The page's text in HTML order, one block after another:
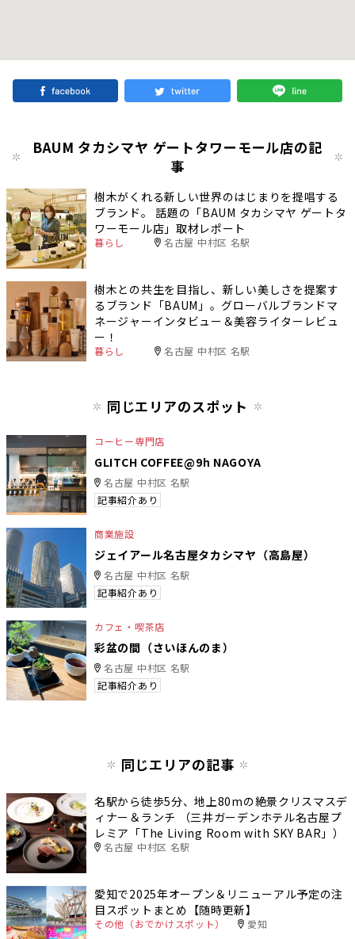
BAUM タカシマヤ ゲートタワーモール店の記
事
樹木がくれる新しい世界のはじまりを提唱する
ブランド。 話題の「BAUM タカシマヤ ゲートタ
ワーモール店」取材レポート
暮らし 名古屋 中村区 名駅
樹木との共生を目指し、新しい美しさを提案す
るブランド「BAUM」。グローバルブランドマ
ネージャーインタビュー＆美容ライターレビュ
ー！
暮らし 名古屋 中村区 名駅
同じエリアのスポット
コーヒー専門店
GLITCH COFFEE@9h NAGOYA
名古屋 中村区 名駅
記事紹介あり
商業施設
ジェイアール名古屋タカシマヤ（高島屋）
名古屋 中村区 名駅
記事紹介あり
カフェ・喫茶店
彩盆の間（さいほんのま）
名古屋 中村区 名駅
記事紹介あり
同じエリアの記事
名駅から徒歩5分、地上80mの絶景クリスマスデ
ィナー＆ランチ （三井ガーデンホテル名古屋プ
レミア「The Living Room with SKY BAR」）
名古屋 中村区 名駅
愛知で2025年オープン＆リニューアル予定の注
目スポットまとめ【随時更新】
その他（おでかけスポット） 愛知